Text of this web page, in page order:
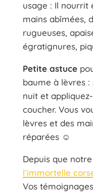
usage : Il nourrit
mains abîmées,
rugueuses,
égratignures,
Petite astuce
baume à lèvres
nuit et
coucher. Vous
lèvres et des
réparées ☺️
Depuis que notre
l’immortelle
Vos